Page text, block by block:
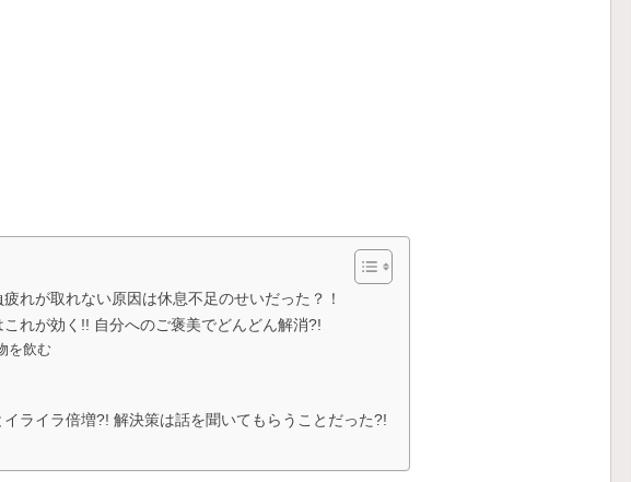
れが取れない原因は休息不足のせいだった？！
れが効く!! 自分へのご褒美でどんどん解消?!
を飲む
ライラ倍増?! 解決策は話を聞いてもらうことだった?!